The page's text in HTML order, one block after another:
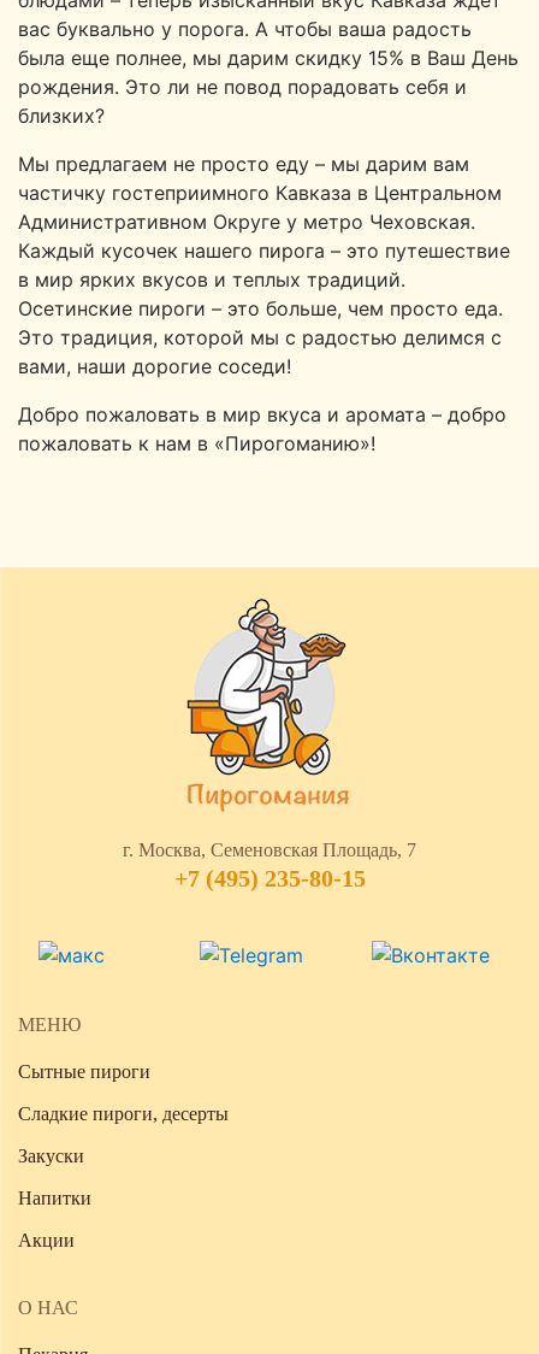
вас буквально у порога. А чтобы ваша радость
была еще полнее, мы дарим скидку 15% в Ваш День
рождения. Это ли не повод порадовать себя и
близких?
Мы предлагаем не просто еду – мы дарим вам
частичку гостеприимного Кавказа в Центральном
Административном Округе у метро Чеховская.
Каждый кусочек нашего пирога – это путешествие
в мир ярких вкусов и теплых традиций.
Осетинские пироги – это больше, чем просто еда.
Это традиция, которой мы с радостью делимся с
вами, наши дорогие соседи!
Добро пожаловать в мир вкуса и аромата – добро
пожаловать к нам в «Пирогоманию»!
г. Москва, Семеновская Площадь, 7
+7 (495) 235-80-15
МЕНЮ
Сытные пироги
Сладкие пироги, десерты
Закуски
Напитки
Акции
О НАС